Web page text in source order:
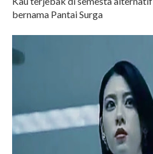
bernama Pantai Surga